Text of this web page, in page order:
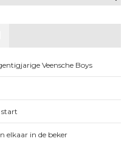
Veensche Boys
start
elkaar in de beker